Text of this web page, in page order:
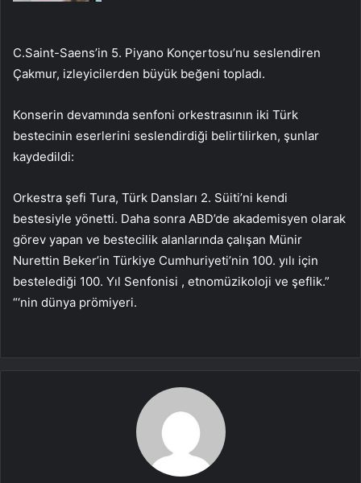
C.Saint-Saens’in 5. Piyano Konçertosu’nu seslendiren
Çakmur, izleyicilerden büyük beğeni topladı.
Konserin devamında senfoni orkestrasının iki Türk
bestecinin eserlerini seslendirdiği belirtilirken, şunlar
kaydedildi:
Orkestra şefi Tura, Türk Dansları 2. Süiti’ni kendi
bestesiyle yönetti. Daha sonra ABD’de akademisyen olarak
görev yapan ve bestecilik alanlarında çalışan Münir
Nurettin Beker’in Türkiye Cumhuriyeti’nin 100. yılı için
bestelediği 100. Yıl Senfonisi , etnomüzikoloji ve şeflik.”
“‘nin dünya prömiyeri.